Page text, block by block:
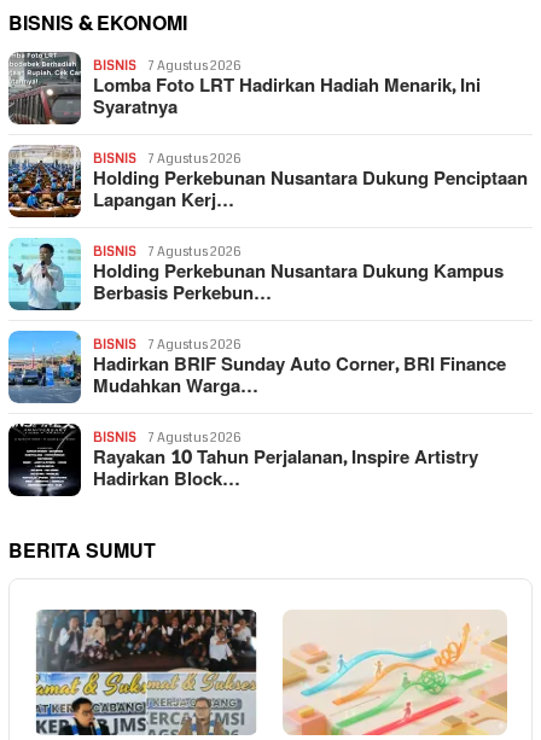
BISNIS & EKONOMI
BISNIS 7 Agustus 2026
Lomba Foto LRT Hadirkan Hadiah Menarik, Ini
Syaratnya
BISNIS 7 Agustus 2026
Holding Perkebunan Nusantara Dukung Penciptaan
Lapangan Kerj…
BISNIS 7 Agustus 2026
Holding Perkebunan Nusantara Dukung Kampus
Berbasis Perkebun…
BISNIS 7 Agustus 2026
Hadirkan BRIF Sunday Auto Corner, BRI Finance
Mudahkan Warga…
BISNIS 7 Agustus 2026
Rayakan 10 Tahun Perjalanan, Inspire Artistry
Hadirkan Block…
BERITA SUMUT